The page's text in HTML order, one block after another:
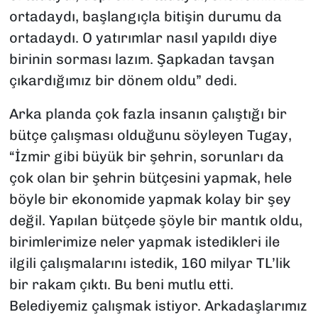
ortadaydı, başlangıçla bitişin durumu da
ortadaydı. O yatırımlar nasıl yapıldı diye
birinin sorması lazım. Şapkadan tavşan
çıkardığımız bir dönem oldu” dedi.
Arka planda çok fazla insanın çalıştığı bir
bütçe çalışması olduğunu söyleyen Tugay,
“İzmir gibi büyük bir şehrin, sorunları da
çok olan bir şehrin bütçesini yapmak, hele
böyle bir ekonomide yapmak kolay bir şey
değil. Yapılan bütçede şöyle bir mantık oldu,
birimlerimize neler yapmak istedikleri ile
ilgili çalışmalarını istedik, 160 milyar TL’lik
bir rakam çıktı. Bu beni mutlu etti.
Belediyemiz çalışmak istiyor. Arkadaşlarımız